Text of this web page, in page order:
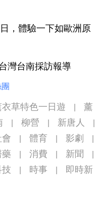
，體驗一下如歐洲原
灣台南採訪報導
衣草特色一日遊
薰
柳營 新唐人
會 體育 影劇
藥 消費 新聞
技 時事
即時新